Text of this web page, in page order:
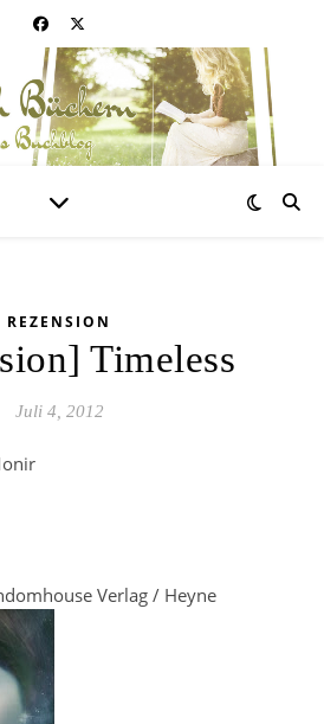
REZENSION
Timeless
Juli 4, 2012
Verlag / Heyne